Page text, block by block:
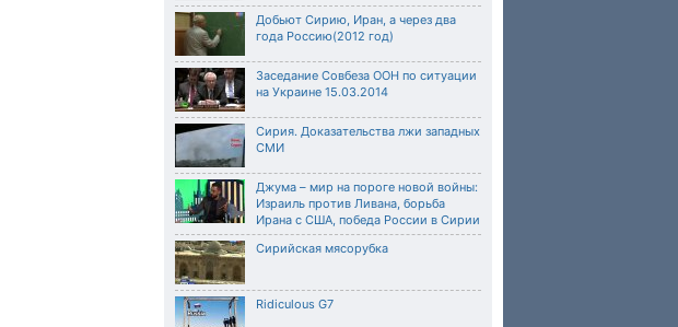
Добьют Сирию, Иран, а через два
года Россию(2012 год)
Заседание Совбеза ООН по ситуации
на Украине 15.03.2014
Сирия. Доказательства лжи западных
СМИ
Джума – мир на пороге новой войны:
Израиль против Ливана, борьба
Ирана с США, победа России в Сирии
Сирийская мясорубка
Ridiculous G7